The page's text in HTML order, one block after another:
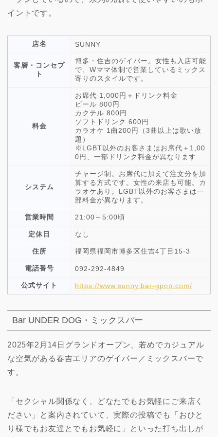
イントです。
店名 SUNNY
客層・コンセプ
ト
博多・住吉のゲイバー。女性も入店可能
で、Wママ体制で営業しているミックス
寄りのスタイルです。
料金
お席代 1,000円＋ドリンク料金
ビール 800円
カクテル 800円
ソフトドリンク 600円
カラオケ 1曲200円（3曲以上は歌い放
題）
※LGBT以外のお客さまはお席代＋1,00
0円、一部ドリンク料金が異なります
システム
チャージ制。お席代に加えて注文分を加
算する方式です。女性の来店も可能。カ
ラオケあり。LGBT以外のお客さまは一
部料金が異なります。
営業時間 21:00～5:00頃
定休日 なし
住所 福岡県福岡市博多区住吉4丁目15-3
電話番号 092-292-4849
公式サイト https://www.sunny.bar-gpop.com/
Bar UNDER DOG・ミックスバー
2025年2月14日グランドオープン、若めでカジュアル
な空気がある春吉エリアのゲイバー／ミックスバーで
す。
「セクシャル関係なく、どなたでもお気軽にご来店く
ださい」と案内されていて、実際の投稿でも「おひと
り様でもお友達とでもお気軽に」といった打ち出しが